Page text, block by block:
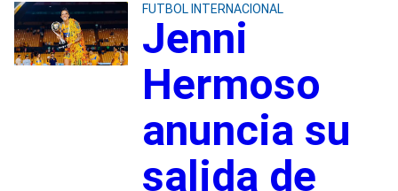
FUTBOL INTERNACIONAL
Jenni
Hermoso
anuncia su
salida de